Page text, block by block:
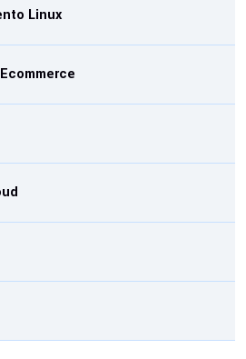
Linux